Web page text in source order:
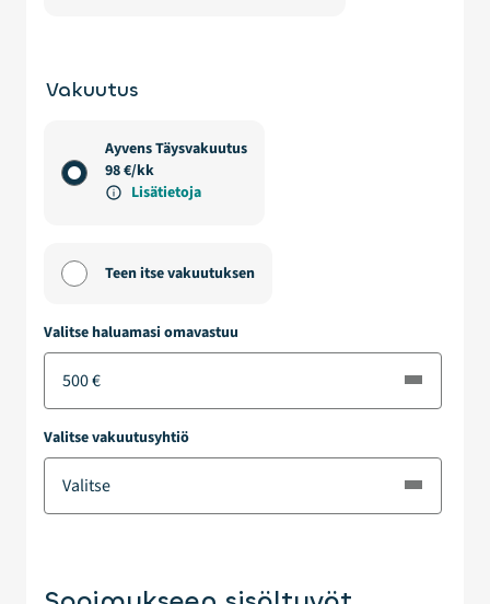
Vakuutus
Ayvens Täysvakuutus
98 €/kk
Lisätietoja
Teen itse vakuutuksen
Valitse haluamasi omavastuu
Valitse vakuutusyhtiö